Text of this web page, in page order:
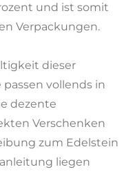
und ist somit
Verpackungen.
dieser
vollends in
dezente
Verschenken
zum Edelstein
liegen